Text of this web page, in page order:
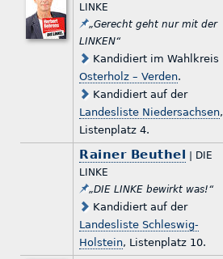
LINKE
„Gerecht geht nur mit der
LINKEN“
Kandidiert im Wahlkreis
Osterholz – Verden.
Kandidiert auf der
Landesliste Niedersachsen,
Listenplatz 4.
Rainer Beuthel
| DIE
LINKE
„DIE LINKE bewirkt was!“
Kandidiert auf der
Landesliste Schleswig-
Holstein, Listenplatz 10.